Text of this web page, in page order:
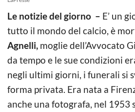
Le notizie del giorno – E’ un
tutto il mondo del calcio, è
Agnelli, moglie dell’Avvocato
da tempo e le sue condizioni
negli ultimi giorni, i funerali si
forma privata. Era nata a
anche una fotografa, nel 1953